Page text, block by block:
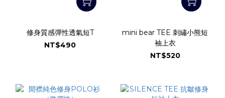
修身質感彈性透氣短T
NT$490
mini bear TEE 刺繡小熊短
袖上衣
NT$520